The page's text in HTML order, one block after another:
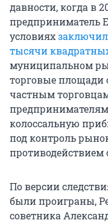
давности, когда в
предприниматель
условияхзаключил
тысячи
муниципальном
торговые площади
частным
колоссальную
под контроль
По версии
были проиграны,
советника